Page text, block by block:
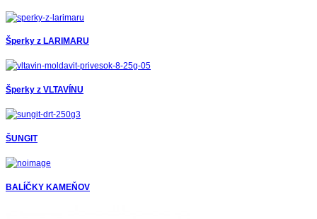
Šperky z LARIMARU
Šperky z VLTAVÍNU
ŠUNGIT
BALÍČKY KAMEŇOV